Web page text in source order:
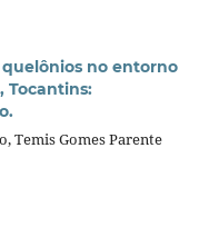
no entorno
Tocantins:
Temis Gomes Parente